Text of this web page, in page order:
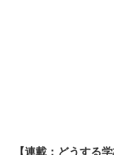
【連載：どうする